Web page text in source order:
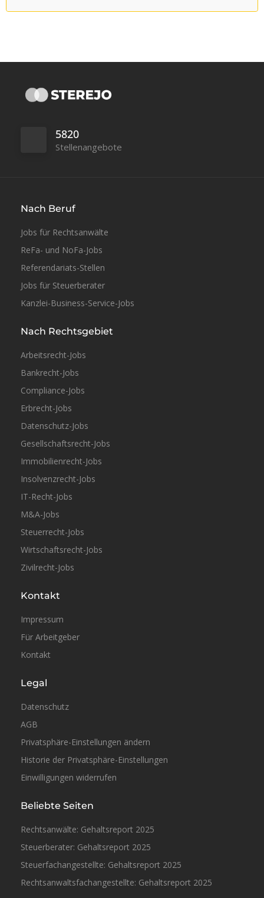
Vollzeit
Vollzeit
5820
Stellenangebote
Nach Beruf
Jobs für Rechtsanwälte
ReFa- und NoFa-Jobs
Referendariats-Stellen
Jobs für Steuerberater
Kanzlei-Business-Service-Jobs
Nach Rechtsgebiet
Arbeitsrecht-Jobs
Bankrecht-Jobs
Compliance-Jobs
Erbrecht-Jobs
Datenschutz-Jobs
Gesellschaftsrecht-Jobs
Immobilienrecht-Jobs
Insolvenzrecht-Jobs
IT-Recht-Jobs
M&A-Jobs
Steuerrecht-Jobs
Wirtschaftsrecht-Jobs
Zivilrecht-Jobs
Kontakt
Impressum
Für Arbeitgeber
Kontakt
Legal
Datenschutz
AGB
Privatsphäre-Einstellungen ändern
Historie der Privatsphäre-Einstellungen
Einwilligungen widerrufen
Beliebte Seiten
Rechtsanwälte: Gehaltsreport 2025
Steuerberater: Gehaltsreport 2025
Steuerfachangestellte: Gehaltsreport 2025
Rechtsanwaltsfachangestellte: Gehaltsreport 2025